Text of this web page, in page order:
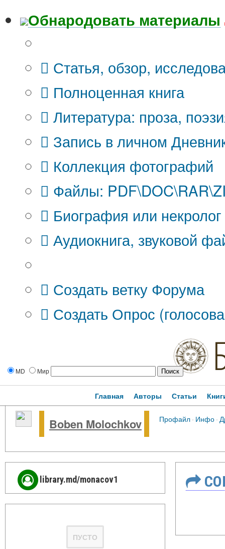
Обнародовать материалы
Статья, обзор,
Полноценная книга
Литература: проза,
Запись в личном
Коллекция фотографий
Файлы:
Биография или некролог
Аудиокнига, звуковой
Создать ветку Форума
Создать Опрос
MD Мир
Главная Авторы Статьи
Boben Molochkov Профайл· Инфо·
library.md/monacov1
ПУСТО